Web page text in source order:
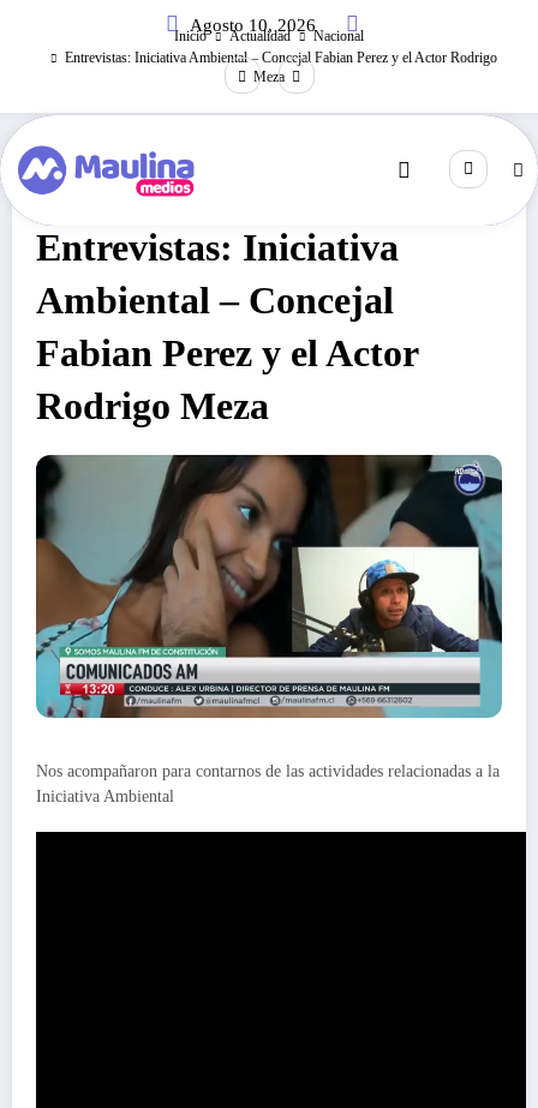
contenido
Agosto 10, 2026
Inicio Actualidad
Nacional
Entrevistas: Iniciativa Ambiental – Concejal Fabian Perez y el Actor Rodrigo
Meza
Nacional Octubre 16, 2019
Entrevistas: Iniciativa
Ambiental – Concejal
Fabian Perez y el Actor
Rodrigo Meza
Nos acompañaron para contarnos de las actividades relacionadas a la
Iniciativa Ambiental